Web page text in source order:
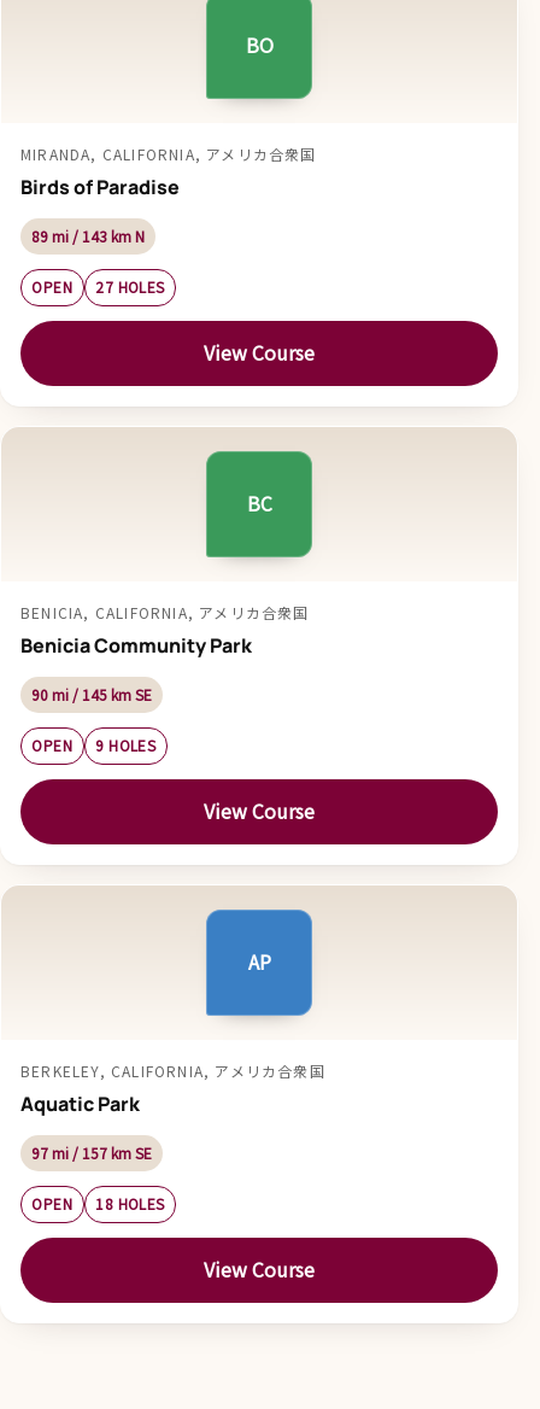
BO
MIRANDA, CALIFORNIA, アメリカ合衆国
Birds of Paradise
89 mi / 143 km N
OPEN 27 HOLES
View Course
BC
BENICIA, CALIFORNIA, アメリカ合衆国
Benicia Community Park
90 mi / 145 km SE
OPEN 9 HOLES
View Course
AP
BERKELEY, CALIFORNIA, アメリカ合衆国
Aquatic Park
97 mi / 157 km SE
OPEN 18 HOLES
View Course